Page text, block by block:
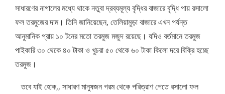
সাধারণের নাগালের মধ্যে থাকে নতুবা দ্রব্যমূল্য বৃদ্ধির বাজারে বৃদ্ধি পায় রসালো
ফল তরমুজের দাম। তিনি জানিয়েছেন, তেলিয়ামুড়া বাজারে এখন পর্যন্ত
আনুমানিক প্রায় ১০ টনের মতো তরমুজ মজুদ রয়েছে। যদিও বর্তমানে তরমুজ
পাইকারি ৩০ থেকে ৪০ টাকা ও খুচরা ৫০ থেকে ৬০ টাকা কিলো দরে বিক্রি হচ্ছে
তরমুজ।
তবে যাই হোক,, সাধারণ মানুষজন গরম থেকে পরিত্রাণ পেতে রসালো ফল